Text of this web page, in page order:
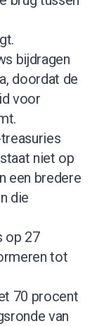
bijdragen
doordat de
voor
niet op
een bredere
die
op 27
tot
70 procent
van